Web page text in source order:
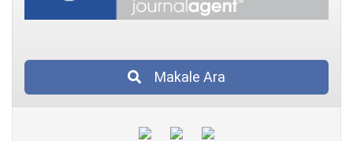
Makale Ara